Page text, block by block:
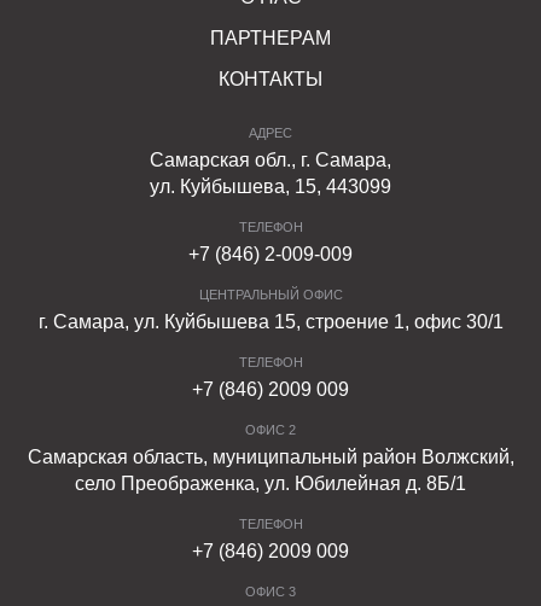
ПАРТНЕРАМ
КОНТАКТЫ
АДРЕС
Самарская обл., г. Самара,
ул. Куйбышева, 15, 443099
ТЕЛЕФОН
+7 (846) 2-009-009
ЦЕНТРАЛЬНЫЙ ОФИС
г. Самара, ул. Куйбышева 15, строение 1, офис 30/1
ТЕЛЕФОН
+7 (846) 2009 009
ОФИС 2
Самарская область, муниципальный район Волжский,
село Преображенка, ул. Юбилейная д. 8Б/1
ТЕЛЕФОН
+7 (846) 2009 009
ОФИС 3